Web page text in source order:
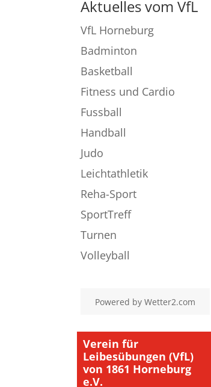
Aktuelles vom VfL
VfL Horneburg
Badminton
Basketball
Fitness und Cardio
Fussball
Handball
Judo
Leichtathletik
Reha-Sport
SportTreff
Turnen
Volleyball
Powered byWetter2.com
Verein für
Leibesübungen (VfL)
von 1861 Horneburg
e.V.